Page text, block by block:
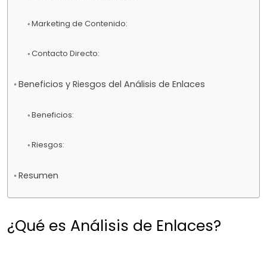
Marketing de Contenido:
Contacto Directo:
Beneficios y Riesgos del Análisis de Enlaces
Beneficios:
Riesgos:
Resumen
¿Qué es Análisis de Enlaces?